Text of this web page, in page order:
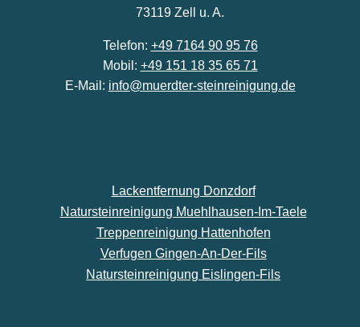
73119 Zell u. A.
Telefon: +49 7164 90 95 76
Mobil: +49 151 18 35 65 71
E-Mail: info@muerdter-steinreinigung.de
Lackentfernung Donzdorf
Natursteinreinigung Muehlhausen-Im-Taele
Treppenreinigung Hattenhofen
Verfugen Gingen-An-Der-Fils
Natursteinreinigung Eislingen-Fils